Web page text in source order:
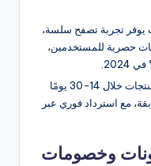
يوفر تجربة تصفح سلسة،
حصرية للمستخدمين،
يتيح إرجاع المنتجات خلال 14-30 يومًا
مع استرداد فوري عبر
وخصومات